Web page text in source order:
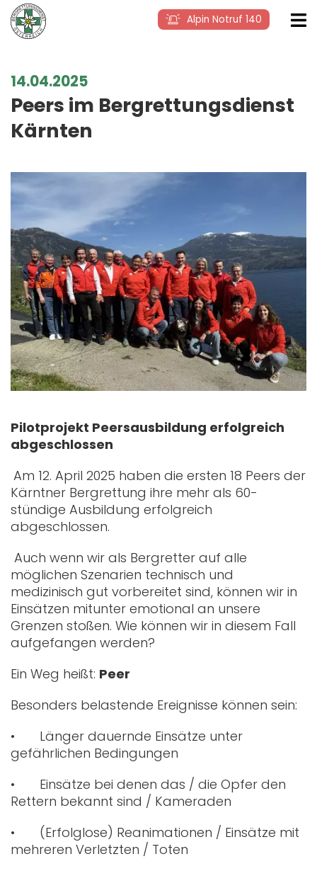
Alpin Notruf 140
14.04.2025
Peers im Bergrettungsdienst
Kärnten
Pilotprojekt Peersausbildung erfolgreich
abgeschlossen
Am 12. April 2025 haben die ersten 18 Peers der
Kärntner Bergrettung ihre mehr als 60-
stündige Ausbildung erfolgreich
abgeschlossen.
Auch wenn wir als Bergretter auf alle
möglichen Szenarien technisch und
medizinisch gut vorbereitet sind, können wir in
Einsätzen mitunter emotional an unsere
Grenzen stoßen. Wie können wir in diesem Fall
aufgefangen werden?
Ein Weg heißt: Peer
Besonders belastende Ereignisse können sein:
• Länger dauernde Einsätze unter
gefährlichen Bedingungen
• Einsätze bei denen das / die Opfer den
Rettern bekannt sind / Kameraden
• (Erfolglose) Reanimationen / Einsätze mit
mehreren Verletzten / Toten